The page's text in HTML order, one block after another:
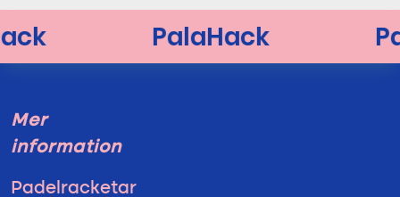
Mer
information
Padelracketar